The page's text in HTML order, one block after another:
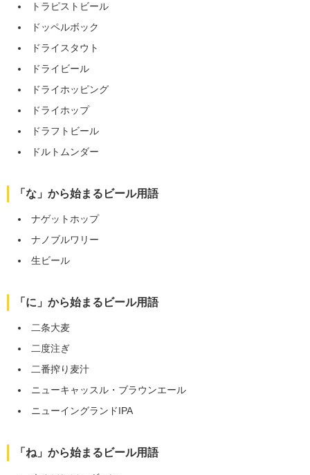
トラピストビール
ドッペルボック
ドライスタウト
ドライビール
ドライホッピング
ドライホップ
ドラフトビール
ドルトムンダー
「な」から始まるビール用語
ナゲットホップ
ナノブルワリー
生ビール
「に」から始まるビール用語
二条大麦
二度注ぎ
二番搾り麦汁
ニューキャッスル・ブラウンエール
ニューイングランドIPA
「ね」から始まるビール用語